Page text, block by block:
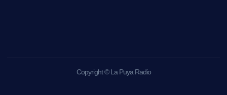
Copyright © La Puya Radio